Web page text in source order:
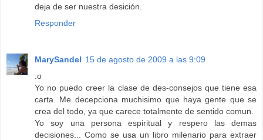
deja de ser nuestra desición.
Responder
MarySandel 15 de agosto de 2009 a las 9:09
:o
Yo no puedo creer la clase de des-consejos que tiene esa
carta. Me decepciona muchisimo que haya gente que se
crea del todo, ya que carece totalmente de sentido comun.
Yo soy una persona espiritual y respero las demas
decisiones... Como se usa un libro milenario para extraer